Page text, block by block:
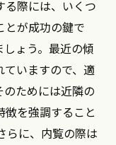
る際には、いくつ
とが成功の鍵で
ょう。最近の傾
いますので、適
ためには近隣の
を強調すること
らに、内覧の際は